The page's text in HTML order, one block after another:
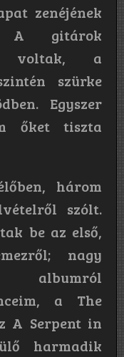
zenéjének
A gitárok
voltak, a
szürke
Egyszer
őket tiszta
három
szólt.
be az első,
nagy
albumról
a The
A Serpent in
harmadik